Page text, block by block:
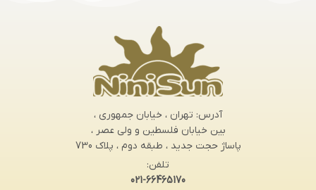
آدرس: تهران ، خیابان جمهوری ،
بین خیابان فلسطین و ولی عصر ،
پاساژ حجت جدید ، طبقه دوم ، پلاک 730
تلفن:
021-66465170